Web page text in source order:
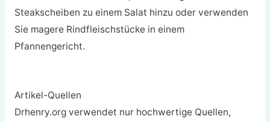
Steakscheiben zu einem Salat hinzu oder verwenden
Sie magere Rindfleischstücke in einem
Pfannengericht.
Artikel-Quellen
Drhenry.org verwendet nur hochwertige Quellen,